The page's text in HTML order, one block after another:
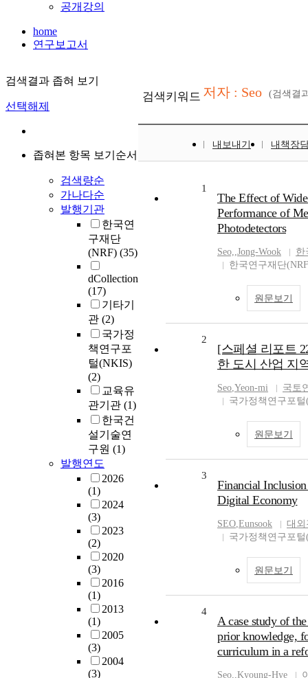
공개강의
home
연구보고서
검색결과 좁혀 보기
선택해제
좁혀본 항목 보기순서
검색량순
가나다순
발행기관
한국연
구재단
(NRF) (35)
dCollection
(17)
기타기
관 (2)
국가정
책연구포
털(NKIS)
(2)
교육유
관기관 (1)
한국건
설기술연
구원 (1)
발행연도
2026
(1)
2024
(3)
2023
(2)
2020
(3)
2016
(1)
2013
(1)
2005
(3)
2004
(3)
검색키워드 저자 : Seo (검색결
내보내기 내책장
1
The Effect of
Performance of
Photodetectors
Seo,,Jong-Wook
한
한국연구재단
원문보기
2
[스페셜 리포트
한 도시 산업 지
Seo,Yeon-mi
국토
국가정책연구포
원문보기
3
Financial
Digital Economy
SEO,Eunsook
대외
국가정책연구포
원문보기
4
A case study of
prior knowledge,
curriculum in a
Seo,,Kyoung-Hye